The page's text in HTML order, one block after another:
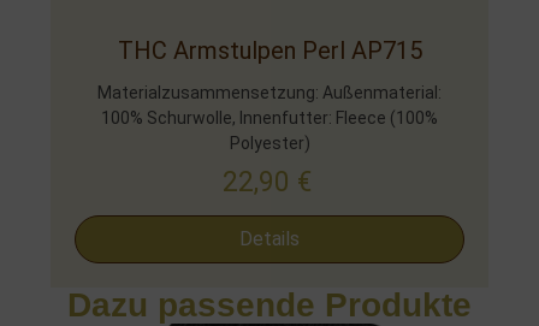
THC Armstulpen Perl AP715
Materialzusammensetzung: Außenmaterial:
100% Schurwolle, Innenfutter: Fleece (100%
Polyester)
22,90 €
Details
Dazu passende Produkte